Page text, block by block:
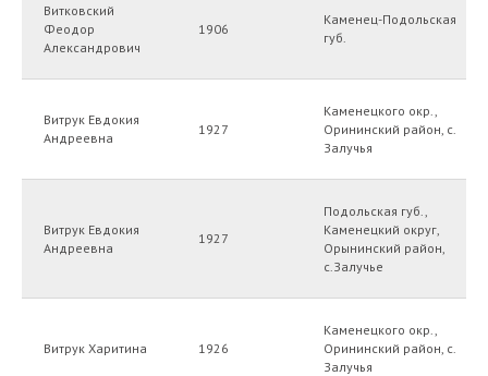
Витковский
Феодор
Александрович
1906
Каменец-Подольская
губ.
Витрук Евдокия
Андреевна
1927
Каменецкого окр.,
Орининский район, с.
Залучья
Витрук Евдокия
Андреевна
1927
Подольская губ.,
Каменецкий округ,
Орынинский район,
с.Залучье
Витрук Харитина 1926
Каменецкого окр.,
Орининский район, с.
Залучья